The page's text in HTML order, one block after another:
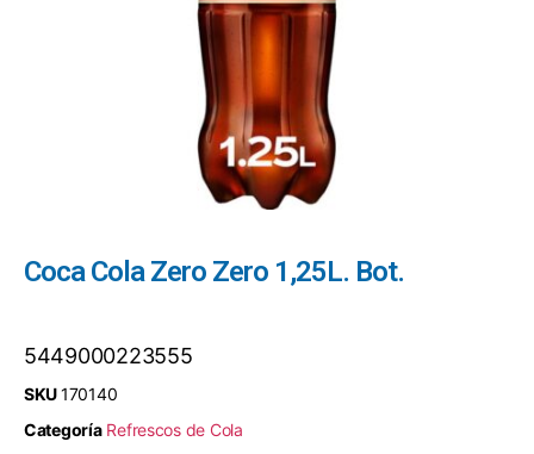
Coca Cola Zero Zero 1,25L. Bot.
5449000223555
SKU170140
Categoría Refrescos de Cola